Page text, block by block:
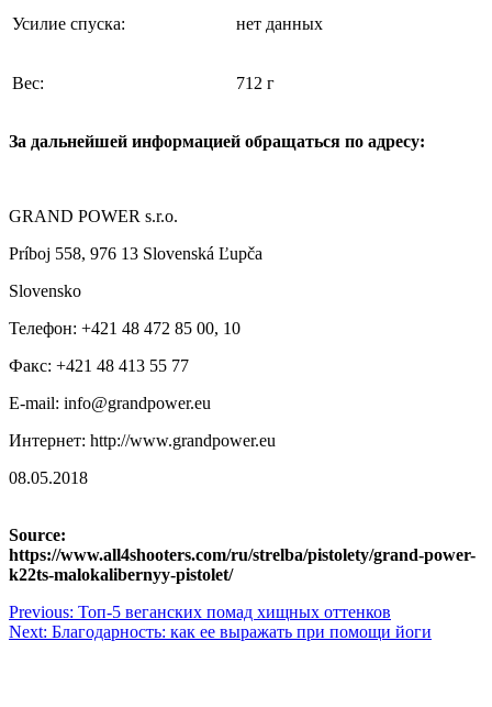
Усилие спуска: нет данных
Вес: 712 г
За дальнейшей информацией обращаться по адресу:
GRAND POWER s.r.o.
Príboj 558, 976 13 Slovenská Ľupča
Slovensko
Телефон: +421 48 472 85 00, 10
Факс: +421 48 413 55 77
E-mail: info@grandpower.eu
Интернет: http://www.grandpower.eu
08.05.2018
Source:
https://www.all4shooters.com/ru/strelba/pistolety/grand-power-
k22ts-malokalibernyy-pistolet/
Навигация
по
Previous: Топ-5 веганских помад хищных оттенков
Next: Благодарность: как ее выражать при помощи йоги